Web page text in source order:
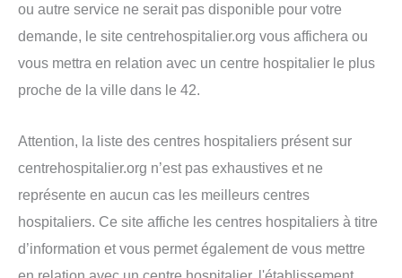
ou autre service ne serait pas disponible pour votre
demande, le site centrehospitalier.org vous affichera ou
vous mettra en relation avec un centre hospitalier le plus
proche de la ville dans le 42.
Attention, la liste des centres hospitaliers présent sur
centrehospitalier.org n’est pas exhaustives et ne
représente en aucun cas les meilleurs centres
hospitaliers. Ce site affiche les centres hospitaliers à titre
d’information et vous permet également de vous mettre